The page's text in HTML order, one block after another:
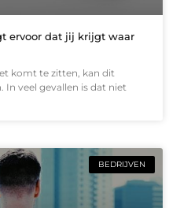
ervoor dat jij krijgt waar
komt te zitten, kan dit
In veel gevallen is dat niet
BEDRIJVEN